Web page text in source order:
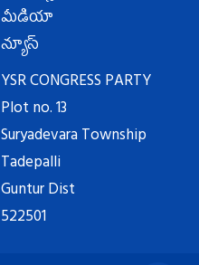
మీడియా
న్యూస్
YSR CONGRESS PARTY
Plot no. 13
Suryadevara Township
Tadepalli
Guntur Dist
522501